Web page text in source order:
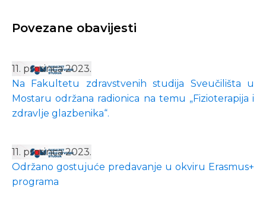
Povezane obavijesti
11. prosinca 2023.
Na Fakultetu zdravstvenih studija Sveučilišta u
Mostaru održana radionica na temu „Fizioterapija i
zdravlje glazbenika“.
11. prosinca 2023.
Održano gostujuće predavanje u okviru Erasmus+
programa